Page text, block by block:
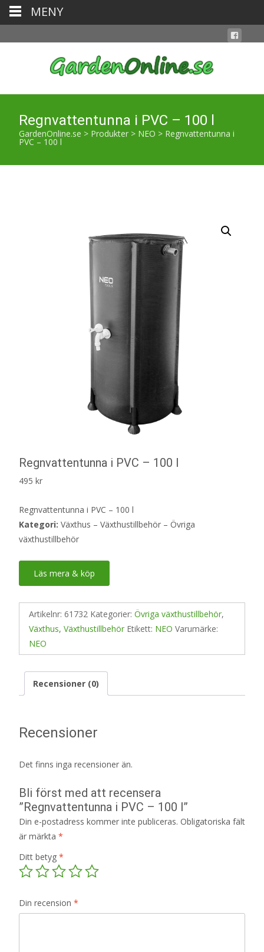
Regnvattentunna i PVC – 100 l
GardenOnline.se > Produkter > NEO > Regnvattentunna i
PVC – 100 l
Regnvattentunna i PVC – 100 l
495 kr
Regnvattentunna i PVC – 100 l
Kategori: Växthus – Växthustillbehör – Övriga
växthustillbehör
Läs mera & köp
Artikelnr: 61732 Kategorier: Övriga växthustillbehör,
Växthus, Växthustillbehör Etikett: NEO Varumärke:
NEO
Recensioner (0)
Recensioner
Det finns inga recensioner än.
Bli först med att recensera
”Regnvattentunna i PVC – 100 l”
Din e-postadress kommer inte publiceras. Obligatoriska fält
är märkta *
Ditt betyg *
Din recension *
MENY